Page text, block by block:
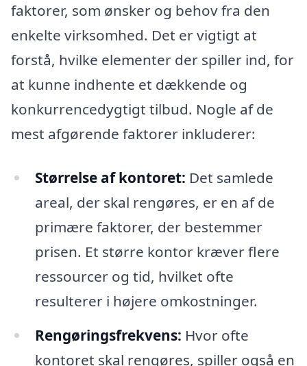
faktorer, som ønsker og behov fra den
enkelte virksomhed. Det er vigtigt at
forstå, hvilke elementer der spiller ind, for
at kunne indhente et dækkende og
konkurrencedygtigt tilbud. Nogle af de
mest afgørende faktorer inkluderer:
Størrelse af kontoret: Det samlede
areal, der skal rengøres, er en af de
primære faktorer, der bestemmer
prisen. Et større kontor kræver flere
ressourcer og tid, hvilket ofte
resulterer i højere omkostninger.
Rengøringsfrekvens: Hvor ofte
kontoret skal rengøres, spiller også en